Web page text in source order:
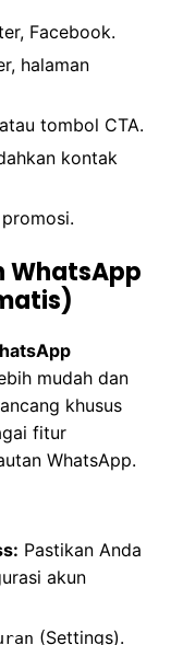
Facebook.
halaman
tombol CTA.
kontak
WhatsApp
mudah dan
khusus
fitur
WhatsApp.
Pastikan Anda
akun
(Settings).